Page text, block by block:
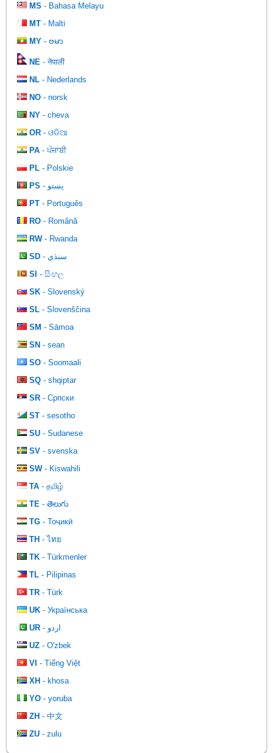
MS - Bahasa Melayu
MT - Malti
MY - ဗမာ
NE - नेपाली
NL - Nederlands
NO - norsk
NY - cheva
OR - ଓଡିଆ
PA - ਪੰਜਾਬੀ
PL - Polskie
PS
- پښتو
PT - Português
RO - Română
RW- Rwanda
SD
- سنڌي
SI - සිංහල
SK - Slovenský
SL - Slovenščina
SM - Sāmoa
SN - sean
SO - Soomaali
SQ - shqiptar
SR - Српски
ST - sesotho
SU - Sudanese
SV - svenska
SW- Kiswahili
TA - தமிழ்
TE - తెలుగు
TG - Тоҷикӣ
TH - ไทย
TK - Türkmenler
TL - Pilipinas
TR - Türk
UK - Українська
UR
- اردو
UZ - O'zbek
VI - Tiếng Việt
XH - khosa
YO - yoruba
ZH - 中文
ZU - zulu